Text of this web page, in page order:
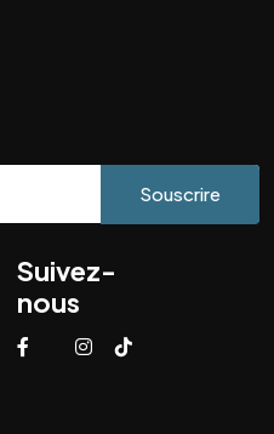
Souscrire
Suivez-
nous